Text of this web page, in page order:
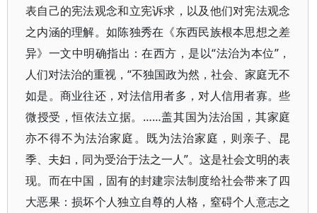
表自己的宪法观念和立宪诉求，以及他们对宪法观念
之内涵的理解。如陈独秀在《东西民族根本思想之差
异》一文中明确指出：在西方，是以“法治为本位”，
人们对法治的重视，“不独国政为然，社会、家庭无不
如是。商业往还，对法信用者多，对人信用者寡。些
微授受，恒依法立据。……盖其国为法治国，其家庭
亦不得不为法治家庭。既为法治家庭，则亲子、昆
季、夫妇，同为受治于法之一人”。这是社会文明的表
现。而在中国，固有的封建宗法制度给社会带来了四
大恶果：损坏个人独立自尊的人格，窒碍个人意志之